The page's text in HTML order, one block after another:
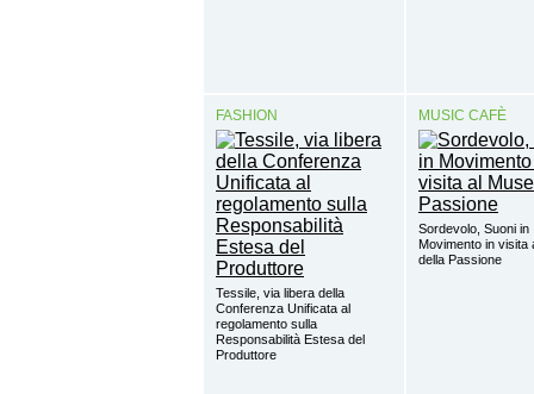
FASHION
Tessile, via libera della
Conferenza Unificata al
regolamento sulla
Responsabilità Estesa del
Produttore
MUSIC CAFÈ
Sordevolo, Suoni in
Movimento in visita
della Passione